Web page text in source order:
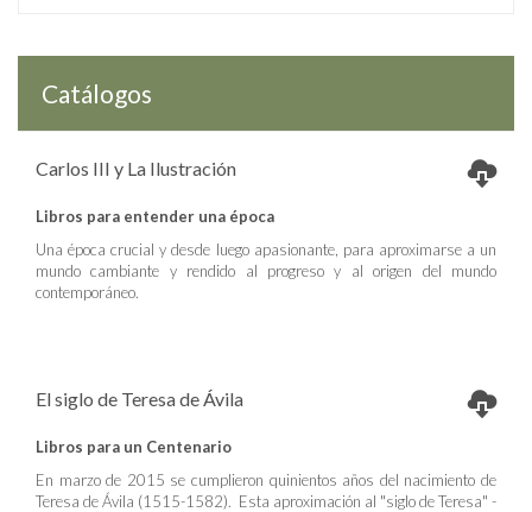
Catálogos
Carlos III y La Ilustración
Libros para entender una época
Una época crucial y desde luego apasionante, para aproximarse a un
mundo cambiante y rendido al progreso y al origen del mundo
contemporáneo.
El siglo de Teresa de Ávila
Libros para un Centenario
En marzo de 2015 se cumplieron quinientos años del nacimiento de
Teresa de Ávila (1515-1582). Esta aproximación al "siglo de Teresa" -